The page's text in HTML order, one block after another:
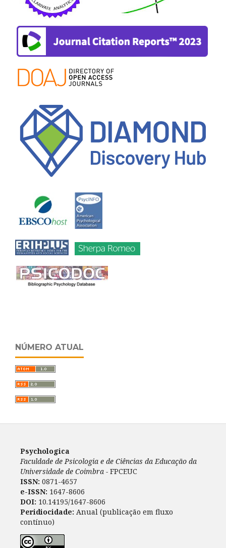
NÚMERO ATUAL
Psychologica
Faculdade de Psicologia e de Ciências da Educação da
Universidade de Coimbra - FPCEUC
ISSN: 0871-4657
e-ISSN: 1647-8606
DOI: 10.14195/1647-8606
Peridiocidade: Anual (publicação em fluxo
contínuo)